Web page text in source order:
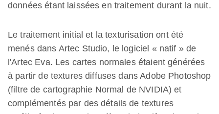
données étant laissées en traitement durant la nuit.
Le traitement initial et la texturisation ont été
menés dans Artec Studio, le logiciel « natif » de
l'Artec Eva. Les cartes normales étaient générées
à partir de textures diffuses dans Adobe Photoshop
(filtre de cartographie Normal de NVIDIA) et
complémentés par des détails de textures